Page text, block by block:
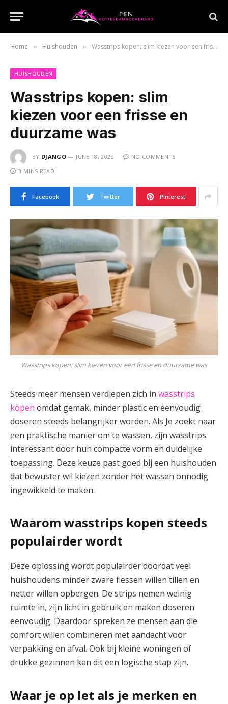
Home » Huishouden » Wasstrips kopen: slim kiezen voor een frisse en duurzame was
HUISHOUDEN
Wasstrips kopen: slim
kiezen voor een frisse en
duurzame was
BY DJANGO JUNE 18, 2026
NO COMMENTS
3 MINS READ
Facebook Twitter Pinterest
Wasstrips kopen: slim kiezen voor een frisse en duurzame was
Steeds meer mensen verdiepen zich in wasstrips
kopen omdat gemak, minder plastic en eenvoudig
doseren steeds belangrijker worden. Als Je zoekt naar
een praktische manier om te wassen, zijn wasstrips
interessant door hun compacte vorm en duidelijke
toepassing. Deze keuze past goed bij een huishouden
dat bewuster wil kiezen zonder het wassen onnodig
ingewikkeld te maken.
Waarom wasstrips kopen steeds
populairder wordt
Deze oplossing wordt populairder doordat veel
huishoudens minder zware flessen willen tillen en
netter willen opbergen. De strips nemen weinig
ruimte in, zijn licht in gebruik en maken doseren
eenvoudig. Daardoor spreken ze mensen aan die
comfort willen combineren met aandacht voor
verpakking en afval. Ook bij kleine woningen of
drukke gezinnen kan dit een logische stap zijn.
Waar je op let als je merken en